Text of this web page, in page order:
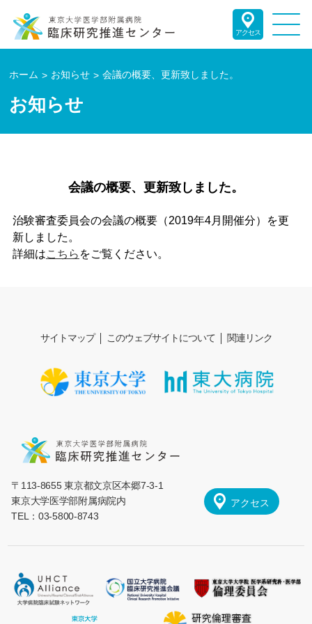
アクセス
ホーム お知らせ 会議の概要、更新致しました。
お知らせ
会議の概要、更新致しました。
治験審査委員会の会議の概要（2019年4月開催分）を更
新しました。
詳細はこちら をご覧ください。
サイトマップ このウェブサイトについて 関連リンク
〒113-8655 東京都文京区本郷7-3-1
東京大学医学部附属病院内
TEL：03-5800-8743
アクセス